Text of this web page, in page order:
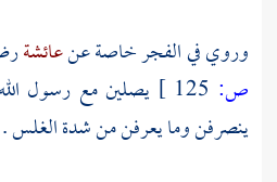
وروي في الفجر خاصة عنعائشة
ص:
يصلين مع رسول
ينصرفن وما يعرفن من شدة الغلس .